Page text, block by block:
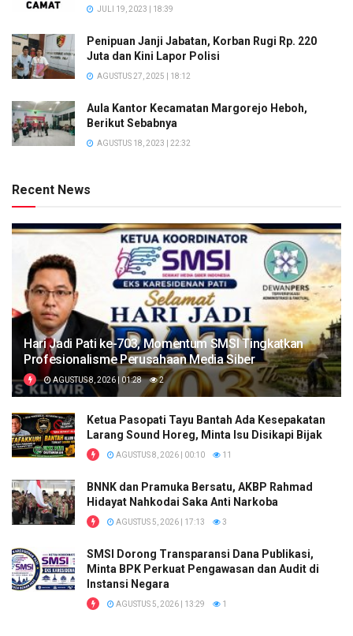
JULI 19, 2023 | 18:39
Penipuan Janji Jabatan, Korban Rugi Rp. 220
Juta dan Kini Lapor Polisi
AGUSTUS 27, 2025 | 18:12
Aula Kantor Kecamatan Margorejo Heboh,
Berikut Sebabnya
AGUSTUS 18, 2023 | 22:32
Recent News
Hari Jadi Pati ke-703, Momentum SMSI Tingkatkan
Profesionalisme Perusahaan Media Siber
AGUSTUS 8, 2026 | 01:28 2
Ketua Pasopati Tayu Bantah Ada Kesepakatan
Larang Sound Horeg, Minta Isu Disikapi Bijak
AGUSTUS 8, 2026 | 00:10 11
BNNK dan Pramuka Bersatu, AKBP Rahmad
Hidayat Nahkodai Saka Anti Narkoba
AGUSTUS 5, 2026 | 17:13 3
SMSI Dorong Transparansi Dana Publikasi,
Minta BPK Perkuat Pengawasan dan Audit di
Instansi Negara
AGUSTUS 5, 2026 | 13:29 1